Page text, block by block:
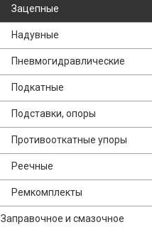
Зацепные
Надувные
Пневмогидравлические
Подкатные
Подставки, опоры
Противооткатные упоры
Реечные
Ремкомплекты
Заправочное и смазочное